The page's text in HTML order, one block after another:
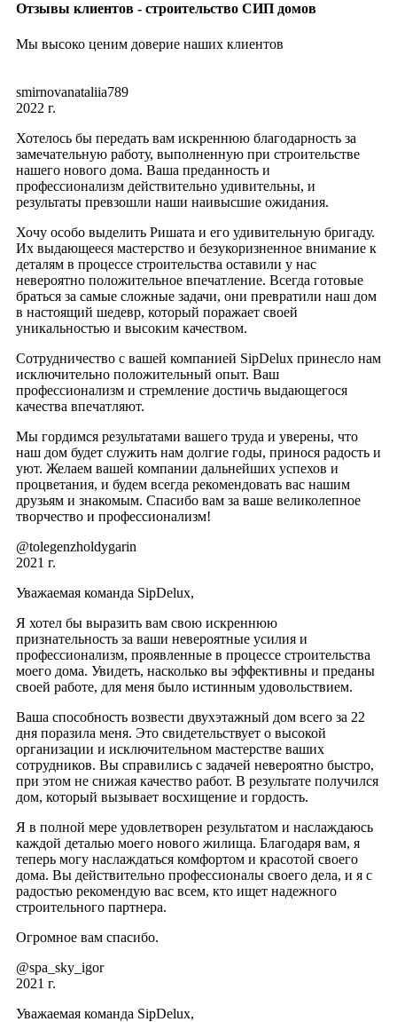
Отзывы клиентов - строительство СИП домов
Мы высоко ценим доверие наших клиентов
smirnovanataliia789
2022 г.
Хотелось бы передать вам искреннюю благодарность за
замечательную работу, выполненную при строительстве
нашего нового дома. Ваша преданность и
профессионализм действительно удивительны, и
результаты превзошли наши наивысшие ожидания.
Хочу особо выделить Ришата и его удивительную бригаду.
Их выдающееся мастерство и безукоризненное внимание к
деталям в процессе строительства оставили у нас
невероятно положительное впечатление. Всегда готовые
браться за самые сложные задачи, они превратили наш дом
в настоящий шедевр, который поражает своей
уникальностью и высоким качеством.
Сотрудничество с вашей компанией SipDelux принесло нам
исключительно положительный опыт. Ваш
профессионализм и стремление достичь выдающегося
качества впечатляют.
Мы гордимся результатами вашего труда и уверены, что
наш дом будет служить нам долгие годы, принося радость и
уют. Желаем вашей компании дальнейших успехов и
процветания, и будем всегда рекомендовать вас нашим
друзьям и знакомым. Спасибо вам за ваше великолепное
творчество и профессионализм!
@tolegenzholdygarin
2021 г.
Уважаемая команда SipDelux,
Я хотел бы выразить вам свою искреннюю
признательность за ваши невероятные усилия и
профессионализм, проявленные в процессе строительства
моего дома. Увидеть, насколько вы эффективны и преданы
своей работе, для меня было истинным удовольствием.
Ваша способность возвести двухэтажный дом всего за 22
дня поразила меня. Это свидетельствует о высокой
организации и исключительном мастерстве ваших
сотрудников. Вы справились с задачей невероятно быстро,
при этом не снижая качество работ. В результате получился
дом, который вызывает восхищение и гордость.
Я в полной мере удовлетворен результатом и наслаждаюсь
каждой деталью моего нового жилища. Благодаря вам, я
теперь могу наслаждаться комфортом и красотой своего
дома. Вы действительно профессионалы своего дела, и я с
радостью рекомендую вас всем, кто ищет надежного
строительного партнера.
Огромное вам спасибо.
@spa_sky_igor
2021 г.
Уважаемая команда SipDelux,